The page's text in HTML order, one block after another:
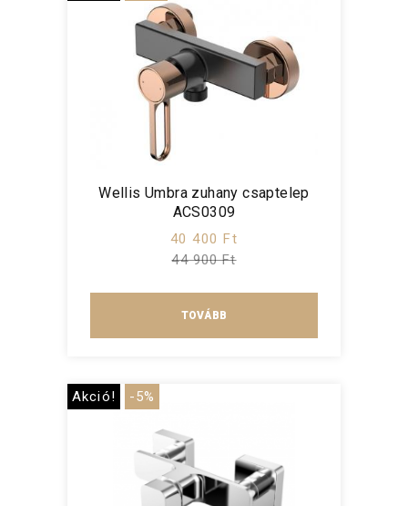
Wellis Umbra zuhany csaptelep
ACS0309
40 400 Ft
44 900 Ft
TOVÁBB
Akció! -5%